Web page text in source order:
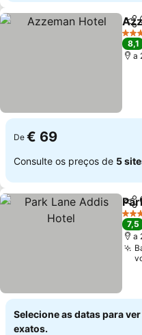
4
8,1
a
De € 69
Consulte os preços de 5
3
7,5
a
Selecione as datas para
exatos.